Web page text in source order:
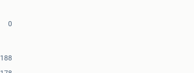
0
188